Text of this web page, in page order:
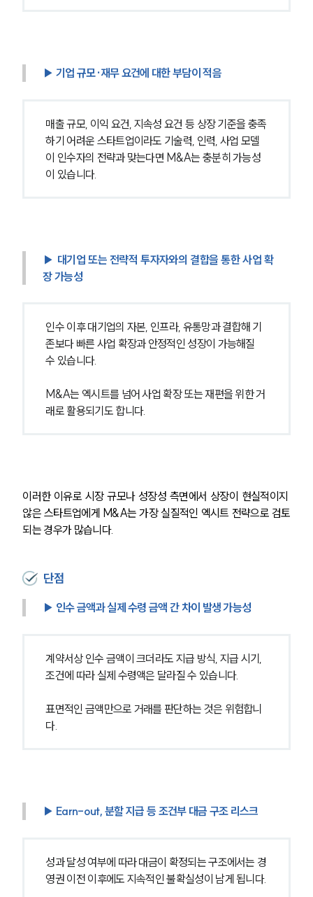
▶ 기업 규모·재무 요건에 대한 부담이 적음
매출 규모, 이익 요건, 지속성 요건 등 상장 기준을 충족
하기 어려운 스타트업이라도 기술력, 인력, 사업 모델
이 인수자의 전략과 맞는다면 M&A는 충분히 가능성
이 있습니다.
▶ 대기업 또는 전략적 투자자와의 결합을 통한 사업 확
장 가능성
인수 이후 대기업의 자본, 인프라, 유통망과 결합해 기
존보다 빠른 사업 확장과 안정적인 성장이 가능해질
수 있습니다.
M&A는 엑시트를 넘어 사업 확장 또는 재편을 위한 거
래로 활용되기도 합니다.
이러한 이유로 시장 규모나 성장성 측면에서 상장이 현실적이지
않은 스타트업에게 M&A는 가장 실질적인 엑시트 전략으로 검토
되는 경우가 많습니다.
단점
▶ 인수 금액과 실제 수령 금액 간 차이 발생 가능성
계약서상 인수 금액이 크더라도 지급 방식, 지급 시기,
조건에 따라 실제 수령액은 달라질 수 있습니다.
표면적인 금액만으로 거래를 판단하는 것은 위험합니
다.
▶ Earn-out, 분할 지급 등 조건부 대금 구조 리스크
성과 달성 여부에 따라 대금이 확정되는 구조에서는 경
영권 이전 이후에도 지속적인 불확실성이 남게 됩니다.